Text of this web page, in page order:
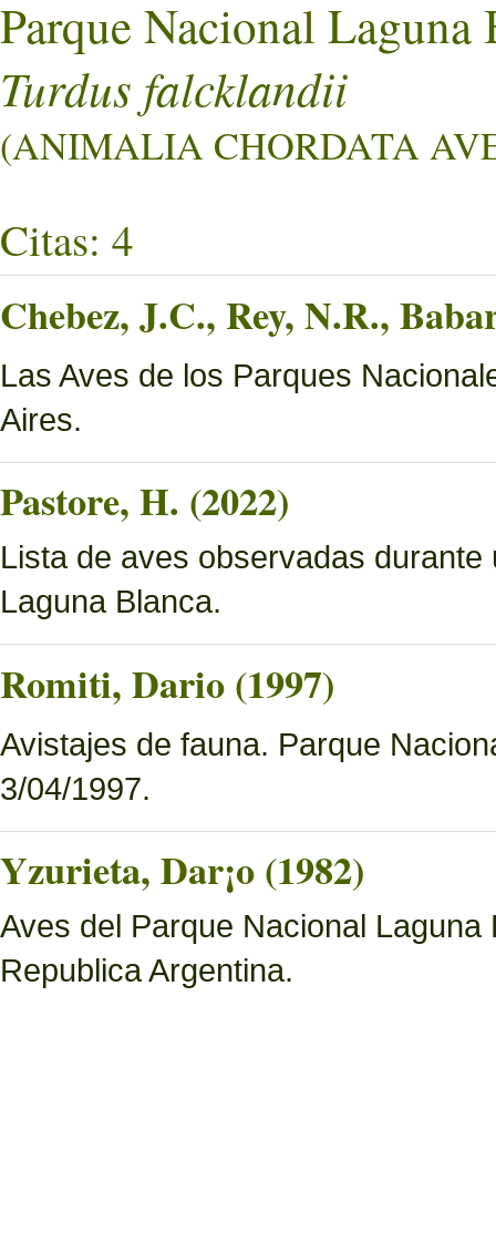
Parque Nacional Laguna
Turdus falcklandii
(ANIMALIA CHORDATA
Citas: 4
Chebez, J.C., Rey, N.R.,
Las Aves de los Parques
Aires.
Pastore, H. (2022)
Lista de aves observadas
Laguna Blanca.
Romiti, Dario (1997)
Avistajes de fauna. Parque
3/04/1997.
Yzurieta, Dar¡o (1982)
Aves del Parque Nacional
Republica Argentina.